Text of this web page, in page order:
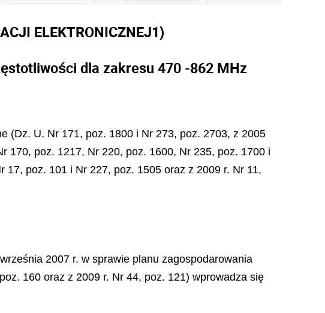
ELEKTRONICZNEJ1)
dla zakresu 470 -862 MHz
(Dz. U. Nr 171, poz. 1800 i Nr 273, poz. 2703, z 2005
170, poz. 1217, Nr 220, poz. 1600, Nr 235, poz. 1700 i
poz. 101 i Nr 227, poz. 1505 oraz z 2009 r. Nr 11,
2007 r. w sprawie planu zagospodarowania
160 oraz z 2009 r. Nr 44, poz. 121) wprowadza się